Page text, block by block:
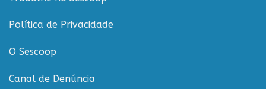
Política de Privacidade
O Sescoop
Canal de Denúncia